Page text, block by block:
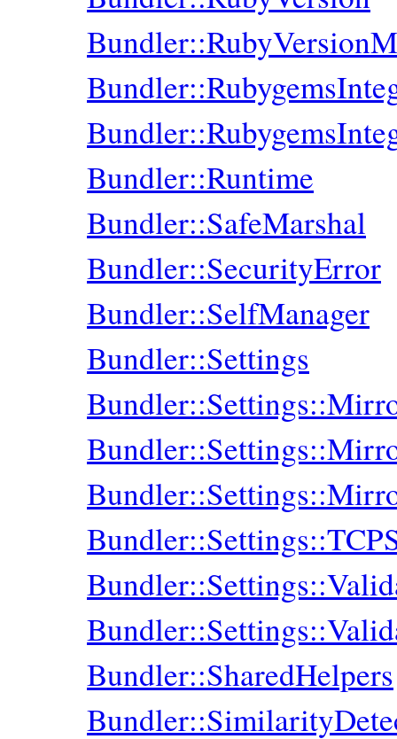
Bundler::Runtime
Bundler::SafeMarshal
Bundler::SecurityError
Bundler::SelfManager
Bundler::Settings
Bundler::SharedHelpers